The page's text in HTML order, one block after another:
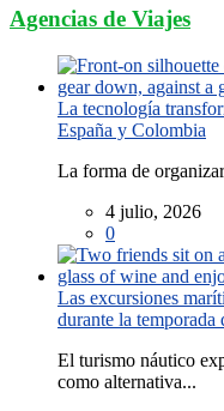
Agencias de Viajes
La tecnología
España y Colombia
La forma de
4 julio, 2026
0
Las excursiones
durante la temporada
El turismo náutico
como alternativa...